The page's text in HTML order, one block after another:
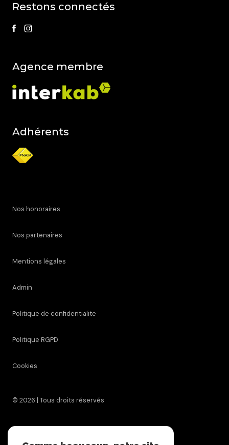
restons connectés
agence membre
Adhérents
Nos honoraires
Nos partenaires
Mentions légales
Admin
Politique de confidentialite
Politique RGPD
Cookies
© 2026 | Tous droits réservés